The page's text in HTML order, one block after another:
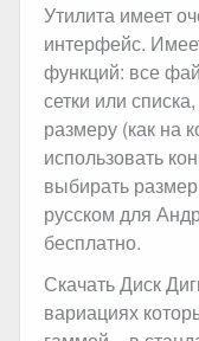
Утилита имеет
интерфейс.
функций: все
сетки или
размеру (как на
использовать
выбирать
русском для
бесплатно.
Скачать Диск
вариациях